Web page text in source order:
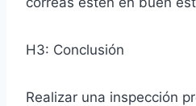
H3: Conclusión
Realizar una inspección